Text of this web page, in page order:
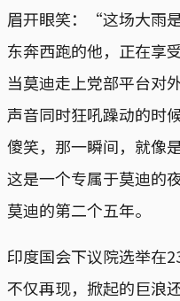
眉开眼笑：“这场大雨
东奔西跑的他，正在享
当莫迪走上党部平台对
声音同时狂吼躁动的时
傻笑，那一瞬间，就像
这是一个专属于莫迪的
莫迪的第二个五年。
印度国会下议院选举在
不仅再现，掀起的巨浪